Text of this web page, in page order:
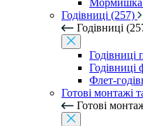
Мормишка
Годівниці (257)
Годівниці
Годівниці
Годівниці
Флет-
Готові монтажі
Готові